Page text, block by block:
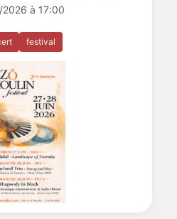
à 17:00
festival